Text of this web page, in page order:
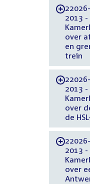
-
2013 -
over
en
trein
-
2013 -
over
de
-
2013 -
over